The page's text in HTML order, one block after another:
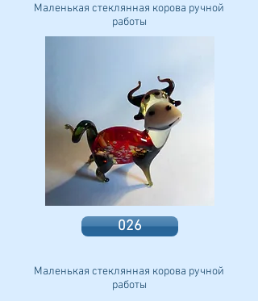
Маленькая стеклянная корова ручной
работы
026
Маленькая стеклянная корова ручной
работы